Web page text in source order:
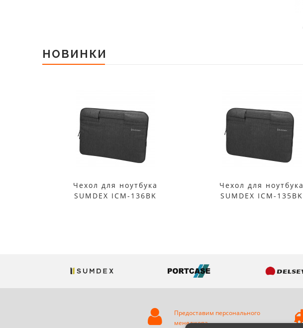
НОВИНКИ
Чехол для ноутбука
SUMDEX ICM-136BK
Чехол для ноутбука
SUMDEX ICM-135BK
Предоставим персонального
менеджера